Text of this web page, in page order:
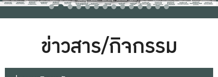
ข่าวสาร/กิจกรรม